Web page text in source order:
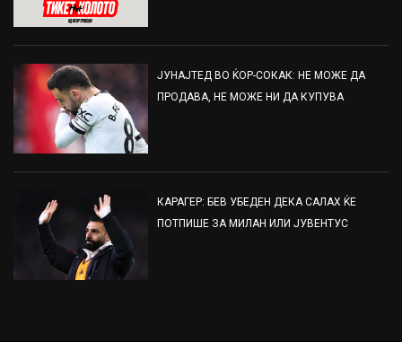
ЈУНАЈТЕД ВО ЌОР-СОКАК: НЕ МОЖЕ ДА
ПРОДАВА, НЕ МОЖЕ НИ ДА КУПУВА
КАРАГЕР: БЕВ УБЕДЕН ДЕКА САЛАХ ЌЕ
ПОТПИШЕ ЗА МИЛАН ИЛИ ЈУВЕНТУС